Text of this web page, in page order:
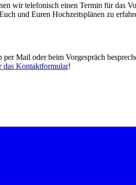
wir telefonisch einen Termin für das
und Euren Hochzeitsplänen zu
Mail oder beim Vorgespräch
das Kontaktformular!